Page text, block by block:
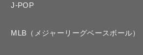
J-POP
MLB（メジャーリーグベースボール）